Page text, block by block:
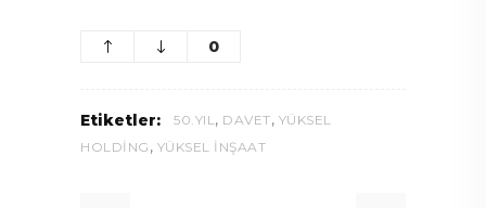
0
Etiketler: 50.YIL , DAVET, YÜKSEL
HOLDING , YÜKSEL İNŞAAT